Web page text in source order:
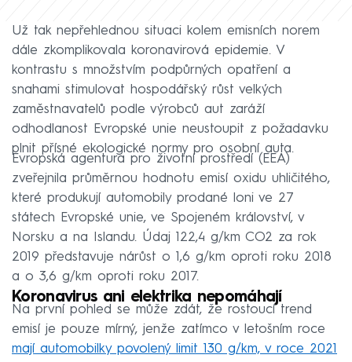
Už tak nepřehlednou situaci kolem emisních norem
dále zkomplikovala koronavirová epidemie. V
kontrastu s množstvím podpůrných opatření a
snahami stimulovat hospodářský růst velkých
zaměstnavatelů podle výrobců aut zaráží
odhodlanost Evropské unie neustoupit z požadavku
plnit přísné ekologické normy pro osobní auta.
Evropská agentura pro životní prostředí (EEA)
zveřejnila průměrnou hodnotu emisí oxidu uhličitého,
které produkují automobily prodané loni ve 27
státech Evropské unie, ve Spojeném království, v
Norsku a na Islandu. Údaj 122,4 g/km CO2 za rok
2019 představuje nárůst o 1,6 g/km oproti roku 2018
a o 3,6 g/km oproti roku 2017.
Koronavirus ani elektrika nepomáhají
Na první pohled se může zdát, že rostoucí trend
emisí je pouze mírný, jenže zatímco v letošním roce
mají automobilky povolený limit 130 g/km, v roce 2021